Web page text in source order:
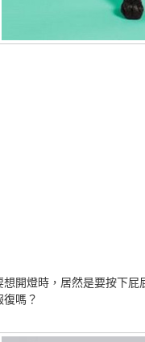
開燈時，居然是要按下
嗎？